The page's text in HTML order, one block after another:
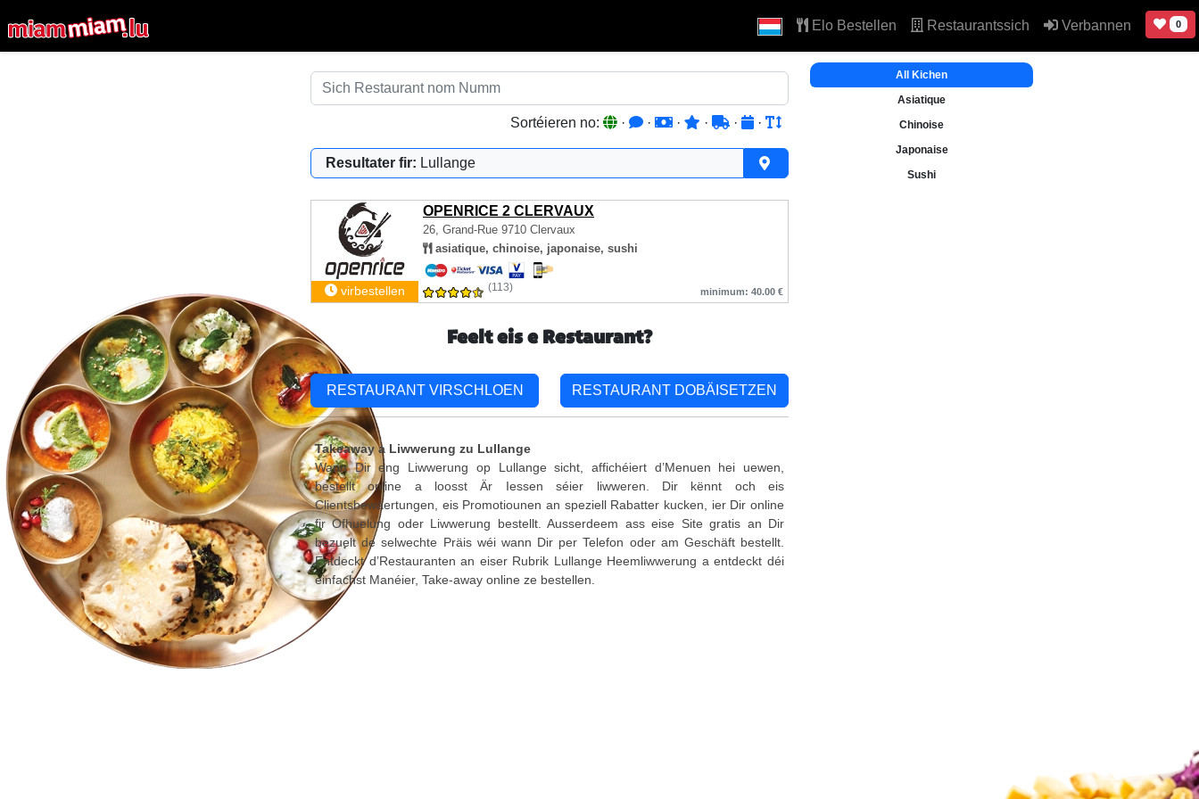
Elo Bestellen Restaurantssich Verbannen 0
Sortéieren no: · · · · · ·
Resultater fir: Lullange
OPENRICE 2 CLERVAUX
26, Grand-Rue 9710 Clervaux
asiatique, chinoise, japonaise, sushi
virbestellen (113) minimum: 40.00 €
All Kichen
Asiatique
Chinoise
Japonaise
Sushi
Feelt eis e Restaurant?
RESTAURANT VIRSCHLOEN RESTAURANT DOBÄISETZEN
Takeaway a Liwwerung zu Lullange
Wann Dir eng Liwwerung op Lullange sicht, affichéiert d’Menuen hei uewen,
bestellt online a loosst Är Iessen séier liwweren. Dir kënnt och eis
Clientsbewäertungen, eis Promotiounen an speziell Rabatter kucken, ier Dir online
fir Ofhuelung oder Liwwerung bestellt. Ausserdeem ass eise Site gratis an Dir
bezuelt de selwechte Präis wéi wann Dir per Telefon oder am Geschäft bestellt.
Entdeckt d’Restauranten an eiser Rubrik Lullange Heemliwwerung a entdeckt déi
einfachst Manéier, Take-away online ze bestellen.